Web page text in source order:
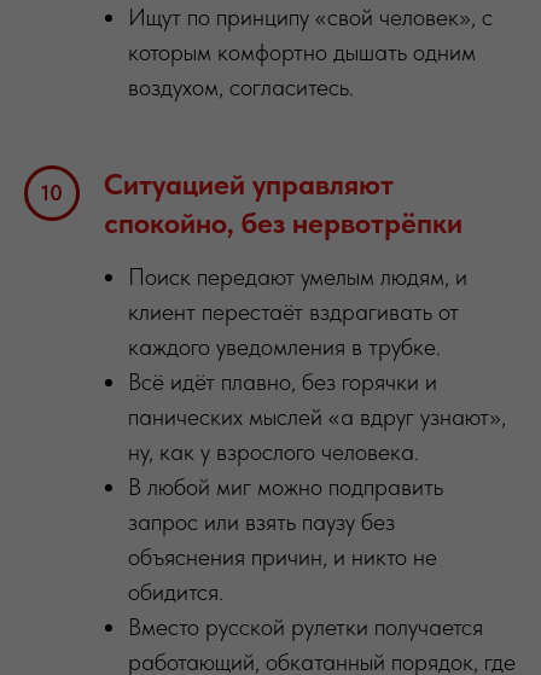
Ищут по принципу «свой человек», с
которым комфортно дышать одним
воздухом, согласитесь.
Ситуацией управляют
спокойно, без нервотрёпки
Поиск передают умелым людям, и
клиент перестаёт вздрагивать от
каждого уведомления в трубке.
Всё идёт плавно, без горячки и
панических мыслей «а вдруг узнают»,
ну, как у взрослого человека.
В любой миг можно подправить
запрос или взять паузу без
объяснения причин, и никто не
обидится.
Вместо русской рулетки получается
работающий, обкатанный порядок, где